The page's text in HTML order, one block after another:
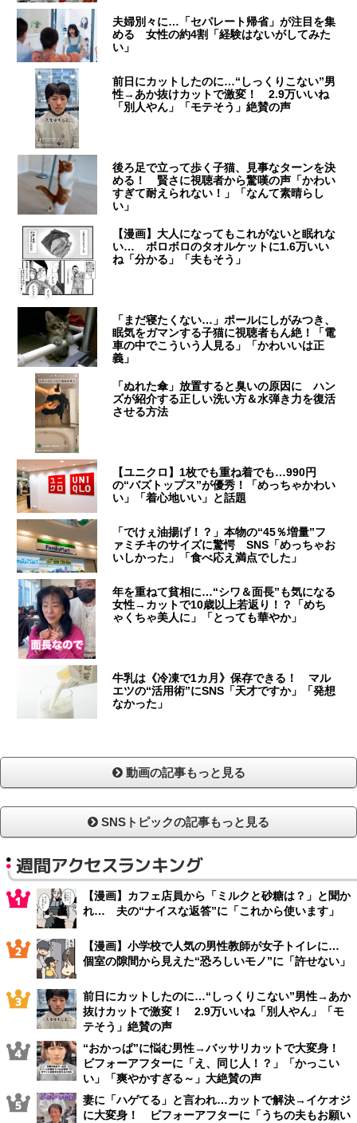
夫婦別々に…「セパレート帰省」が注目を集
める 女性の約4割「経験はないがしてみた
い」
前日にカットしたのに…“しっくりこない”男
性→あか抜けカットで激変！ 2.9万いいね
「別人やん」「モテそう」絶賛の声
後ろ足で立って歩く子猫、見事なターンを決
める！ 賢さに視聴者から驚嘆の声「かわい
すぎて耐えられない！」「なんて素晴らし
い」
【漫画】大人になってもこれがないと眠れな
い… ボロボロのタオルケットに1.6万いい
ね「分かる」「夫もそう」
「まだ寝たくない…」ポールにしがみつき、
眠気をガマンする子猫に視聴者もん絶！「電
車の中でこういう人見る」「かわいいは正
義」
「ぬれた傘」放置すると臭いの原因に ハン
ズが紹介する正しい洗い方＆水弾き力を復活
させる方法
【ユニクロ】1枚でも重ね着でも…990円
の“バズトップス”が優秀！「めっちゃかわい
い」「着心地いい」と話題
「でけぇ油揚げ！？」本物の“45％増量”フ
ァミチキのサイズに驚愕 SNS「めっちゃお
いしかった」「食べ応え満点でした」
年を重ねて貧相に…“シワ＆面長”も気になる
女性→カットで10歳以上若返り！？「めち
ゃくちゃ美人に」「とっても華やか」
牛乳は《冷凍で1カ月》保存できる！ マル
エツの“活用術”にSNS「天才ですか」「発想
なかった」
動画の記事もっと見る
SNSトピックの記事もっと見る
週間アクセスランキング
【漫画】カフェ店員から「ミルクと砂糖は？」と聞か
れ… 夫の“ナイスな返答”に「これから使います」
【漫画】小学校で人気の男性教師が女子トイレに…
個室の隙間から見えた“恐ろしいモノ”に「許せない」
前日にカットしたのに…“しっくりこない”男性→あか
抜けカットで激変！ 2.9万いいね「別人やん」「モ
テそう」絶賛の声
“おかっぱ”に悩む男性→バッサリカットで大変身！
ビフォーアフターに「え、同じ人！？」「かっこい
い」「爽やかすぎる～」大絶賛の声
妻に「ハゲてる」と言われ…カットで解決→イケオジ
に大変身！ ビフォーアフターに「うちの夫もお願い